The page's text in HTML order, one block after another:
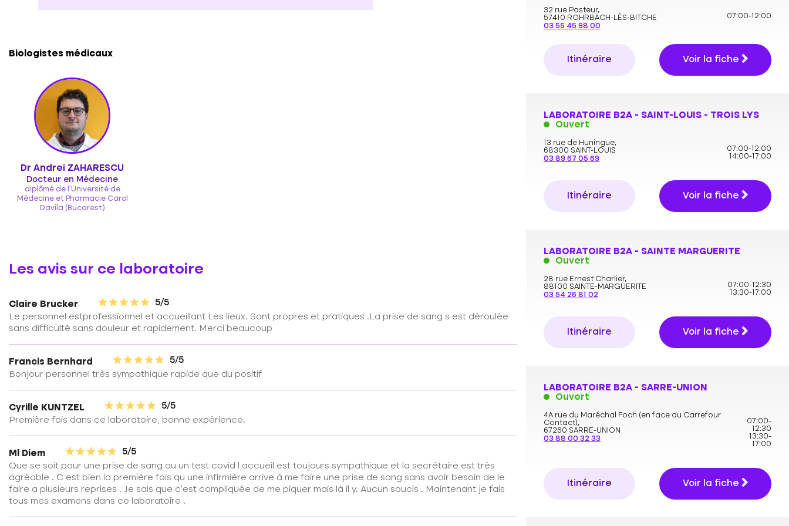
Biologistes médicaux
Dr Andrei ZAHARESCU
Docteur en Médecine
diplômé de l'Université de
Médecine et Pharmacie Carol
Davila (Bucarest)
Les avis sur ce laboratoire
Claire Brucker
5/5
Le personnel estprofessionnel et accueillant Les lieux. Sont propres et pratiques .La prise de sang s est déroulée
sans difficulté sans douleur et rapidement. Merci beaucoup
Francis Bernhard
5/5
Bonjour personnel très sympathique rapide que du positif
Cyrille KUNTZEL
5/5
Première fois dans ce laboratoire, bonne expérience.
Ml Diem
5/5
Que se soit pour une prise de sang ou un test covid l accueil est toujours sympathique et la secrétaire est très
agréable . C est bien la première fois qu une infirmière arrive à me faire une prise de sang sans avoir besoin de le
faire a plusieurs reprises . Je sais que c'est compliquée de me piquer mais là il y. Aucun soucis . Maintenant je fais
tous mes examens dans ce laboratoire .
32 rue Pasteur,
57410 ROHRBACH-LÈS-BITCHE
03 55 45 98 00
07:00-12:00
Itinéraire Voir la fiche
LABORATOIRE B2A - SAINT-LOUIS - TROIS LYS
Ouvert
13 rue de Huningue,
68300 SAINT-LOUIS
03 89 67 05 69
07:00-12:00
14:00-17:00
Itinéraire Voir la fiche
LABORATOIRE B2A - SAINTE MARGUERITE
Ouvert
28 rue Ernest Charlier,
88100 SAINTE-MARGUERITE
03 54 26 81 02
07:00-12:30
13:30-17:00
Itinéraire Voir la fiche
LABORATOIRE B2A - SARRE-UNION
Ouvert
4A rue du Maréchal Foch (en face du Carrefour
Contact),
67260 SARRE-UNION
03 88 00 32 33
07:00-
12:30
13:30-
17:00
Itinéraire Voir la fiche